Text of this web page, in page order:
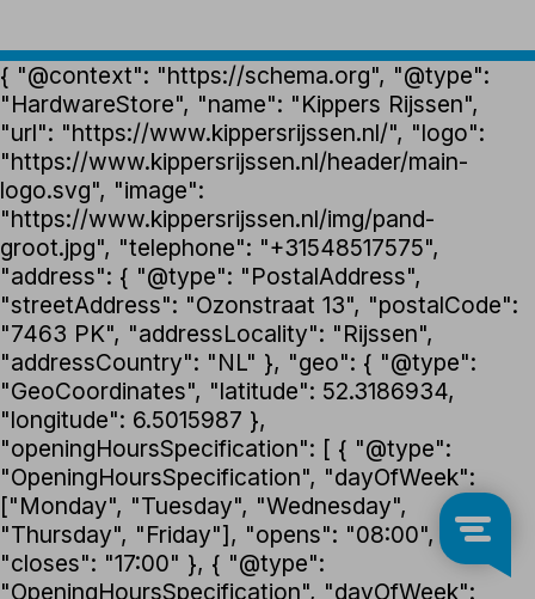
{ "@context": "https://schema.org", "@type":
"HardwareStore", "name": "Kippers Rijssen",
"url": "https://www.kippersrijssen.nl/", "logo":
"https://www.kippersrijssen.nl/header/main-
logo.svg", "image":
"https://www.kippersrijssen.nl/img/pand-
groot.jpg", "telephone": "+31548517575",
"address": { "@type": "PostalAddress",
"streetAddress": "Ozonstraat 13", "postalCode":
"7463 PK", "addressLocality": "Rijssen",
"addressCountry": "NL" }, "geo": { "@type":
"GeoCoordinates", "latitude": 52.3186934,
"longitude": 6.5015987 },
"openingHoursSpecification": [ { "@type":
"OpeningHoursSpecification", "dayOfWeek":
["Monday", "Tuesday", "Wednesday",
"Thursday", "Friday"], "opens": "08:00",
"closes": "17:00" }, { "@type":
"OpeningHoursSpecification", "dayOfWeek":